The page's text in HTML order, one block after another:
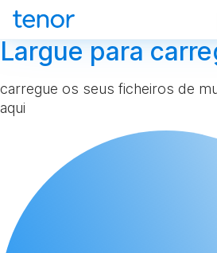
Largue para
carregue os seus ficheiros de
aqui